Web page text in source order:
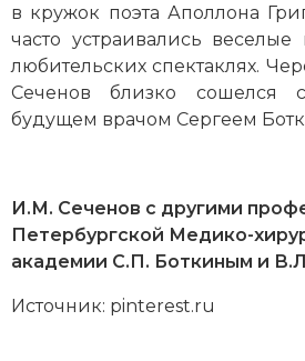
в кружок поэта Аполлона
часто устраивались
любительских спектаклях.
Сеченов близко
будущем врачом Сергеем
И.М. Сеченов с другими
Петербургской Медико-
академии С.П. Боткиным и
Источник: pinterest.ru